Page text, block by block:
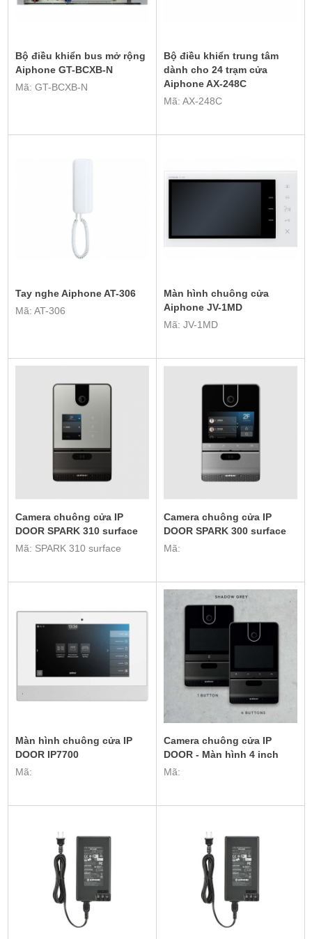
Bộ điều khiển bus mở rộng
Aiphone GT-BCXB-N
Mã: GT-BCXB-N
Bộ điều khiển trung tâm
dành cho 24 trạm cửa
Aiphone AX-248C
Mã: AX-248C
Tay nghe Aiphone AT-306
Mã: AT-306
Màn hình chuông cửa
Aiphone JV-1MD
Mã: JV-1MD
Camera chuông cửa IP
DOOR SPARK 310 surface
Mã: SPARK 310 surface
Camera chuông cửa IP
DOOR SPARK 300 surface
Mã:
Màn hình chuông cửa IP
DOOR IP7700
Mã:
Camera chuông cửa IP
DOOR - Màn hình 4 inch
Mã: